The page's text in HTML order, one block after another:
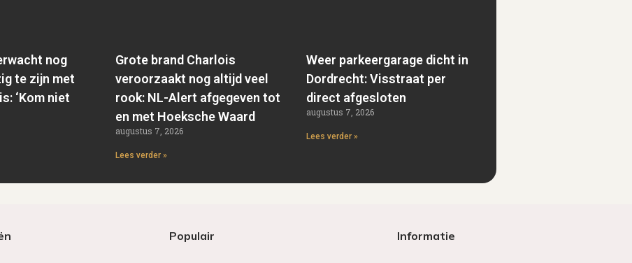
nog
te zijn met
‘Kom niet
Grote brand Charlois
veroorzaakt nog altijd veel
rook: NL-Alert afgegeven tot
en met Hoeksche Waard
augustus 7, 2026
Lees verder »
Weer parkeergarage dicht in
Dordrecht: Visstraat per
direct afgesloten
augustus 7, 2026
Lees verder »
Populair Informatie